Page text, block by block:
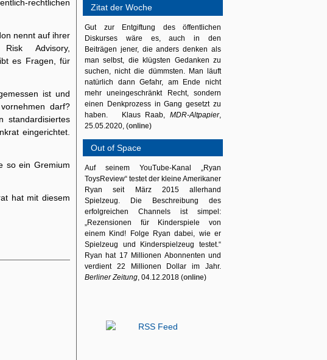
rechtlichen
nennt auf ihrer
Advisory,
es Fragen, für
ist und
darf?
standardisiertes
eingerichtet.
so ein Gremium
hat mit diesem
Zitat der Woche
Gut zur Entgiftung des öffentlichen
Diskurses wäre es, auch in den
Beiträgen jener, die anders denken als
man selbst, die klügsten Gedanken zu
suchen, nicht die dümmsten. Man läuft
natürlich dann Gefahr, am Ende nicht
mehr uneingeschränkt Recht, sondern
einen Denkprozess in Gang gesetzt zu
haben. Klaus Raab, MDR-Altpapier,
25.05.2020, (online)
Out of Space
Auf seinem YouTube-Kanal „Ryan
ToysReview“ testet der kleine Amerikaner
Ryan seit März 2015 allerhand
Spielzeug. Die Beschreibung des
erfolgreichen Channels ist simpel:
„Rezensionen für Kinderspiele von
einem Kind! Folge Ryan dabei, wie er
Spielzeug und Kinderspielzeug testet.“
Ryan hat 17 Millionen Abonnenten und
verdient 22 Millionen Dollar im Jahr.
Berliner Zeitung, 04.12.2018 (online)